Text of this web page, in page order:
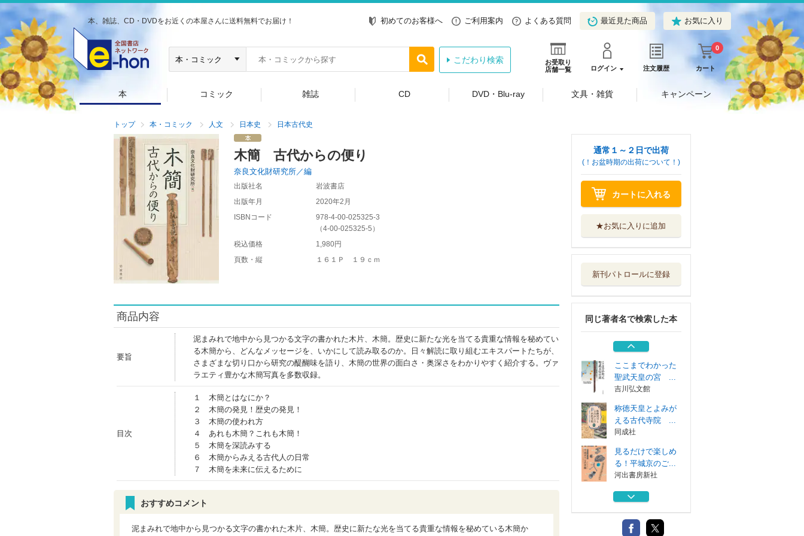
本、雑誌、CD・DVDをお近くの本屋さんに送料無料でお届け！ 初めてのお客様へ ご利用案内 よくある質問 最近見た商品 お気に入り
お受取り
店舗一覧
ログイン 注文履歴 カート
0
こだわり検索
本 コミック 雑誌 CD DVD・Blu-ray 文具・雑貨 キャンペーン
トップ 本・コミック 人文 日本史 日本古代史
木簡 古代からの便り
奈良文化財研究所／編
出版社名
岩波書店
出版年月
2020年2月
ISBNコード
978-4-00-025325-3
（4-00-025325-5 ）
税込価格
1,980円
頁数・縦
１６１Ｐ １９ｃｍ
商品内容
要旨
泥まみれで地中から見つかる文字の書かれた木片、木簡。歴史に新たな光を当てる貴重な情報を秘めてい
る木簡から、どんなメッセージを、いかにして読み取るのか。日々解読に取り組むエキスパートたちが、
さまざまな切り口から研究の醍醐味を語り、木簡の世界の面白さ・奥深さをわかりやすく紹介する。ヴァ
ラエティ豊かな木簡写真を多数収録。
目次
１ 木簡とはなにか？
２ 木簡の発見！歴史の発見！
３ 木簡の使われ方
４ あれも木簡？これも木簡！
５ 木簡を深読みする
６ 木簡からみえる古代人の日常
７ 木簡を未来に伝えるために
おすすめコメント
泥まみれで地中から見つかる文字の書かれた木片、木簡。歴史に新たな光を当てる貴重な情報を秘めている木簡か
通常１～２日で出荷
(！お盆時期の出荷について！)
カートに入れる
★お気に入りに追加
新刊パトロールに登録
同じ著者名で検索した本
見るだけで楽しめ
る！平城京のご...
仁和寺史料 古文
国立文化財機構...
名勝旧大乗院庭園
本文編 図版...
国立文化財機構...
ここまでわかった
聖武天皇の宮 ...
吉川弘文館
称徳天皇とよみが
える古代寺院 ...
同成社
見るだけで楽しめ
る！平城京のご...
河出書房新社
仁和寺史料 古文
国立文化財機構...